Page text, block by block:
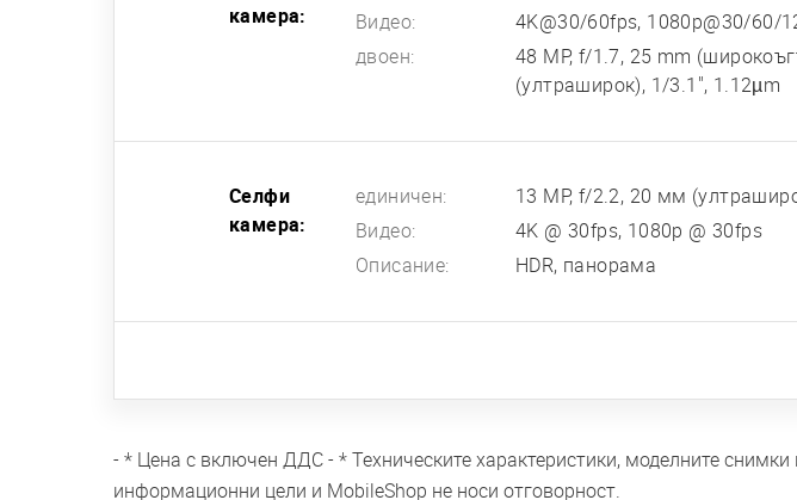
камера:
Видео:
4K@30/60fps, 1080p@30/60/
двоен:
48 MP, f/1.7, 25 mm
(ултраширок), 1/3.1", 1.12µm
Селфи
камера:
единичен:
13 MP, f/2.2, 20 мм
Видео:
4K @ 30fps, 1080p @ 30fps
Описание:
HDR, панорама
- * Цена с включен ДДС - * Техническите характеристики, моделните
информационни цели и MobileShop не носи отговорност.